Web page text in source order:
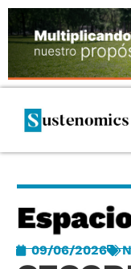
09/06/2026